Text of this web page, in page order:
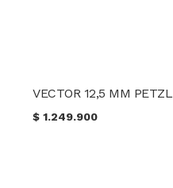
VECTOR 12,5 MM PETZL
$1.249.900